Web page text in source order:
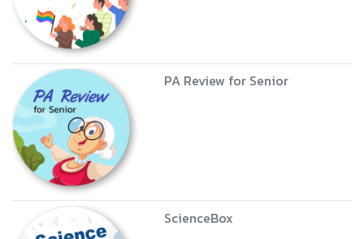
PA Review for Senior
ScienceBox